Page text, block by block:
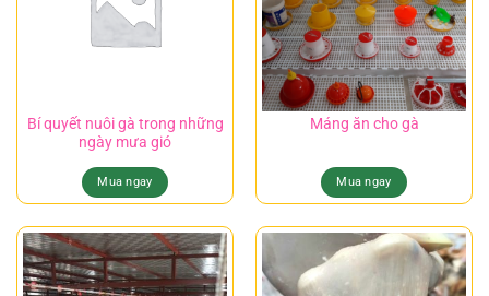
Bí quyết nuôi gà trong những
ngày mưa gió
Mua ngay
Máng ăn cho gà
Mua ngay